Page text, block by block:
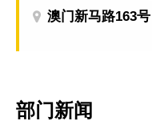
澳门新马路163号
部门新闻